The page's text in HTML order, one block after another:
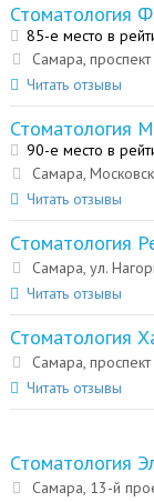
Стоматология
85-е место в
Самара,
Читать отзывы
Стоматология
90-е место в
Самара,
Читать отзывы
Стоматология
Самара, ул.
Читать отзывы
Стоматология
Самара,
Читать отзывы
Стоматология
Самара, 13-й